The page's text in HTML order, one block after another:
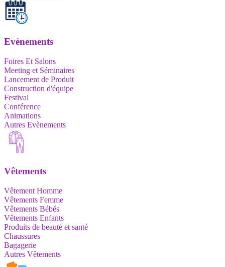
Evènements
Foires Et Salons
Meeting et Séminaires
Lancement de Produit
Construction d'équipe
Festival
Conférence
Animations
Autres Evènements
Vêtements
Vêtement Homme
Vêtements Femme
Vêtements Bébés
Vêtements Enfants
Produits de beauté et santé
Chaussures
Bagagerie
Autres Vêtements